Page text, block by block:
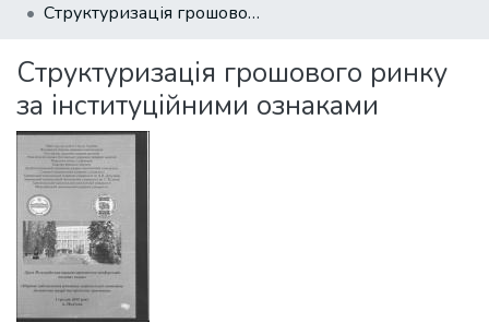
All of DSpace
Statistics
Структуризація грошового ринку за інституційними ознаками
Структуризація грошового ринку
за інституційними ознаками